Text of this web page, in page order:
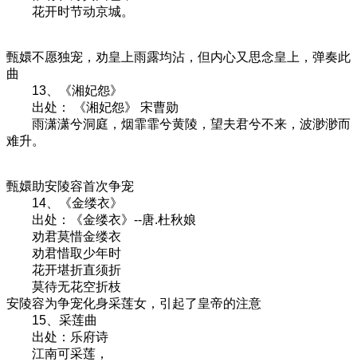
花开时节动京城。
甄嬛不愿独宠，劝皇上雨露均沾，但内心又思念皇上，弹奏此
曲
13、《湘妃怨》
出处： 《湘妃怨》 宋曹勋
雨潇潇兮洞庭，烟霏霏兮黄陵，望夫君兮不来，波渺渺而
难升。
甄嬛助安陵容首次争宠
14、《金缕衣》
出处：《金缕衣》--唐.杜秋娘
劝君莫惜金缕衣
劝君惜取少年时
花开堪折直须折
莫待无花空折枝
安陵容为争宠化身采莲女，引起了皇帝的注意
15、采莲曲
出处：乐府诗
江南可采莲，